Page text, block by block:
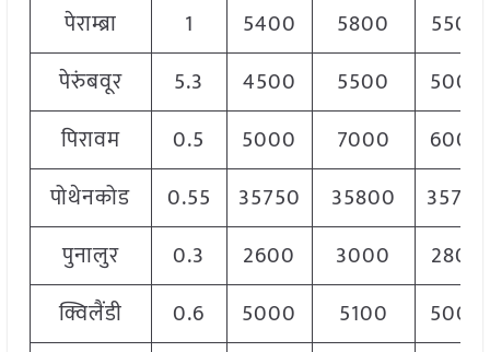
पेराम्ब्रा
1 5400 5800
5500
पेरुंबवूर
5.3 4500 5500
5000
पिरावम
0.5 5000 7000
6000
पोथेनकोड
0.55 35750 35800
35780
पुनालुर
0.3 2600 3000
2800
क्विलैंडी
0.6 5000 5100
5000